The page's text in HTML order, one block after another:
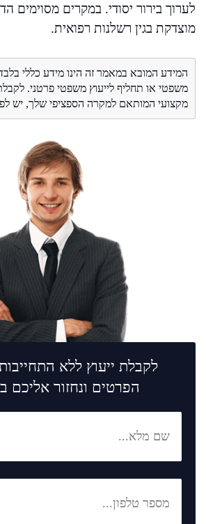
לערוך בירור יסודי. במקרים מסוימים
מוצדקת בגין רשלנות רפואית.
המידע המובא במאמר זה הינו מידע כללי בלבד
משפטי או תחליף לייעוץ משפטי פרטני.
מקצועי המותאם למקרה הספציפי שלך, יש
לקבלת ייעוץ ללא
הפרטים ונחזור אליכם